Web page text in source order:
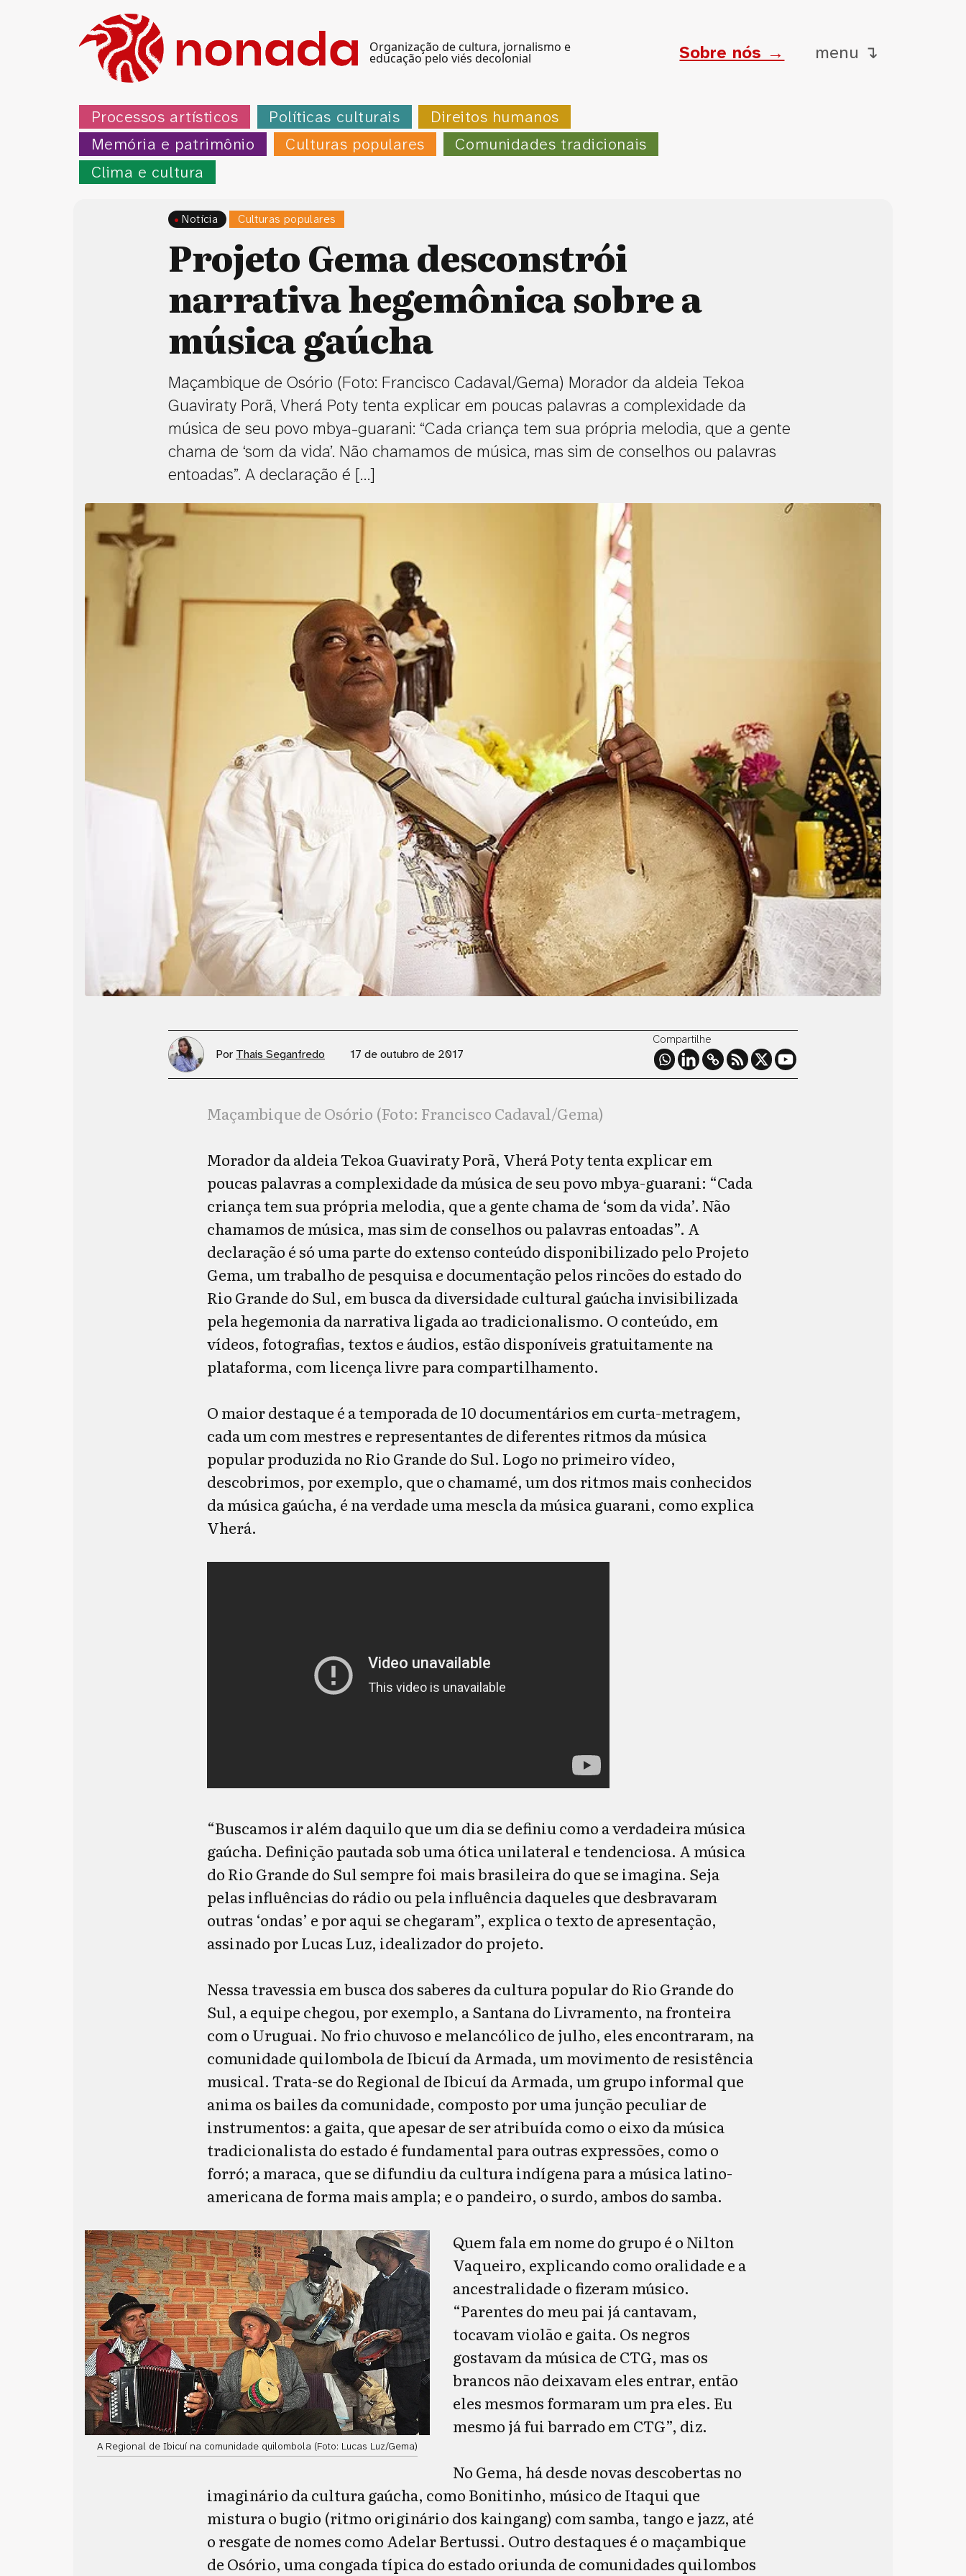
Organização de cultura, jornalismo e
educação pelo viés decolonial Sobre nós → menu ↴
Processos artísticos Políticas culturais
Direitos humanos
Memória e patrimônio
Culturas populares
Comunidades tradicionais
Clima e cultura
Culturas populares
Notícia
Projeto Gema desconstrói
narrativa hegemônica sobre a
música gaúcha
Maçambique de Osório (Foto: Francisco Cadaval/Gema) Morador da aldeia Tekoa
Guaviraty Porã, Vherá Poty tenta explicar em poucas palavras a complexidade da
música de seu povo mbya-guarani: “Cada criança tem sua própria melodia, que a gente
chama de ‘som da vida’. Não chamamos de música, mas sim de conselhos ou palavras
entoadas”. A declaração é […]
Por Thais Seganfredo 17 de outubro de 2017
Compartilhe
Maçambique de Osório (Foto: Francisco Cadaval/Gema)
Morador da aldeia Tekoa Guaviraty Porã, Vherá Poty tenta explicar em
poucas palavras a complexidade da música de seu povo mbya-guarani: “Cada
criança tem sua própria melodia, que a gente chama de ‘som da vida’. Não
chamamos de música, mas sim de conselhos ou palavras entoadas”. A
declaração é só uma parte do extenso conteúdo disponibilizado pelo Projeto
Gema, um trabalho de pesquisa e documentação pelos rincões do estado do
Rio Grande do Sul, em busca da diversidade cultural gaúcha invisibilizada
pela hegemonia da narrativa ligada ao tradicionalismo. O conteúdo, em
vídeos, fotografias, textos e áudios, estão disponíveis gratuitamente na
plataforma, com licença livre para compartilhamento.
O maior destaque é a temporada de 10 documentários em curta-metragem,
cada um com mestres e representantes de diferentes ritmos da música
popular produzida no Rio Grande do Sul. Logo no primeiro vídeo,
descobrimos, por exemplo, que o chamamé, um dos ritmos mais conhecidos
da música gaúcha, é na verdade uma mescla da música guarani, como explica
Vherá.
“Buscamos ir além daquilo que um dia se definiu como a verdadeira música
gaúcha. Definição pautada sob uma ótica unilateral e tendenciosa. A música
do Rio Grande do Sul sempre foi mais brasileira do que se imagina. Seja
pelas influências do rádio ou pela influência daqueles que desbravaram
outras ‘ondas’ e por aqui se chegaram”, explica o texto de apresentação,
assinado por Lucas Luz, idealizador do projeto.
Nessa travessia em busca dos saberes da cultura popular do Rio Grande do
Sul, a equipe chegou, por exemplo, a Santana do Livramento, na fronteira
com o Uruguai. No frio chuvoso e melancólico de julho, eles encontraram, na
comunidade quilombola de Ibicuí da Armada, um movimento de resistência
musical. Trata-se do Regional de Ibicuí da Armada, um grupo informal que
anima os bailes da comunidade, composto por uma junção peculiar de
instrumentos: a gaita, que apesar de ser atribuída como o eixo da música
tradicionalista do estado é fundamental para outras expressões, como o
forró; a maraca, que se difundiu da cultura indígena para a música latino-
americana de forma mais ampla; e o pandeiro, o surdo, ambos do samba.
A Regional de Ibicuí na comunidade quilombola (Foto: Lucas Luz/Gema)
Quem fala em nome do grupo é o Nilton
Vaqueiro, explicando como oralidade e a
ancestralidade o fizeram músico.
“Parentes do meu pai já cantavam,
tocavam violão e gaita. Os negros
gostavam da música de CTG, mas os
brancos não deixavam eles entrar, então
eles mesmos formaram um pra eles. Eu
mesmo já fui barrado em CTG”, diz.
No Gema, há desde novas descobertas no
imaginário da cultura gaúcha, como Bonitinho, músico de Itaqui que
mistura o bugio (ritmo originário dos kaingang) com samba, tango e jazz, até
o resgate de nomes como Adelar Bertussi. Outro destaques é o maçambique
de Osório, uma congada típica do estado oriunda de comunidades quilombos